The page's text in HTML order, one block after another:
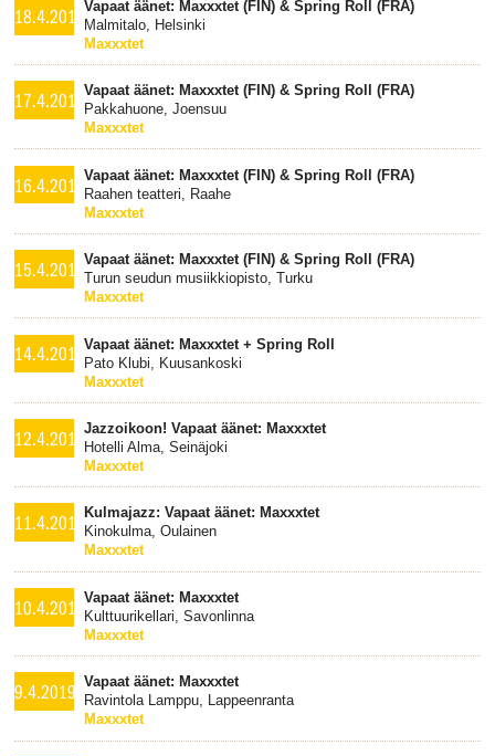
18.4.2019
Vapaat äänet: Maxxxtet (FIN) & Spring Roll (FRA)
Malmitalo, Helsinki
Maxxxtet
17.4.2019
Vapaat äänet: Maxxxtet (FIN) & Spring Roll (FRA)
Pakkahuone, Joensuu
Maxxxtet
16.4.2019
Vapaat äänet: Maxxxtet (FIN) & Spring Roll (FRA)
Raahen teatteri, Raahe
Maxxxtet
15.4.2019Vapaat äänet: Maxxxtet (FIN) & Spring Roll (FRA)
Turun seudun musiikkiopisto, Turku
Maxxxtet
14.4.2019
Vapaat äänet: Maxxxtet + Spring Roll
Pato Klubi, Kuusankoski
Maxxxtet
12.4.2019Jazzoikoon! Vapaat äänet: Maxxxtet
Hotelli Alma, Seinäjoki
Maxxxtet
11.4.2019Kulmajazz: Vapaat äänet: Maxxxtet
Kinokulma, Oulainen
Maxxxtet
10.4.2019
Vapaat äänet: Maxxxtet
Kulttuurikellari, Savonlinna
Maxxxtet
9.4.2019
Vapaat äänet: Maxxxtet
Ravintola Lamppu, Lappeenranta
Maxxxtet